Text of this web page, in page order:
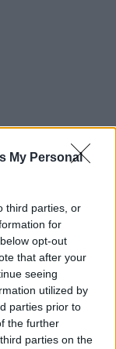
My Personal
third parties, or
for
opt-out
that after your
seeing
utilized by
parties prior to
the further
parties on the
a